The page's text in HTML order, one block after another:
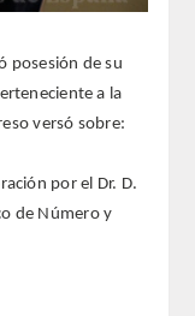
posesión de su
a la
versó sobre:
por el Dr. D.
de Número y